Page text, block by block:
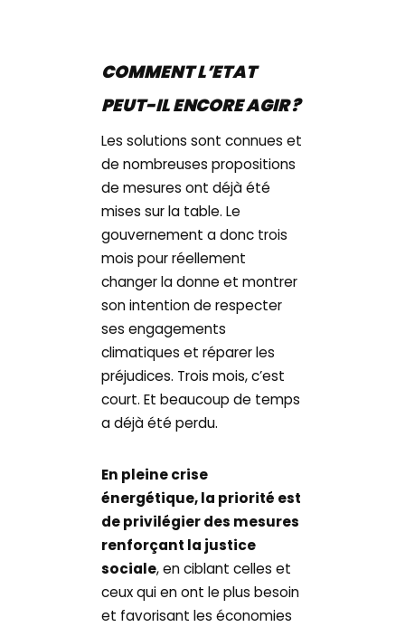
COMMENT L’ETAT
PEUT-IL ENCORE AGIR ?
Les solutions sont connues et
de nombreuses propositions
de mesures ont déjà été
mises sur la table. Le
gouvernement a donc trois
mois pour réellement
changer la donne et montrer
son intention de respecter
ses engagements
climatiques et réparer les
préjudices. Trois mois, c’est
court. Et beaucoup de temps
a déjà été perdu.
En pleine crise
énergétique, la priorité est
de privilégier des mesures
renforçant la justice
sociale, en ciblant celles et
ceux qui en ont le plus besoin
et favorisant les économies